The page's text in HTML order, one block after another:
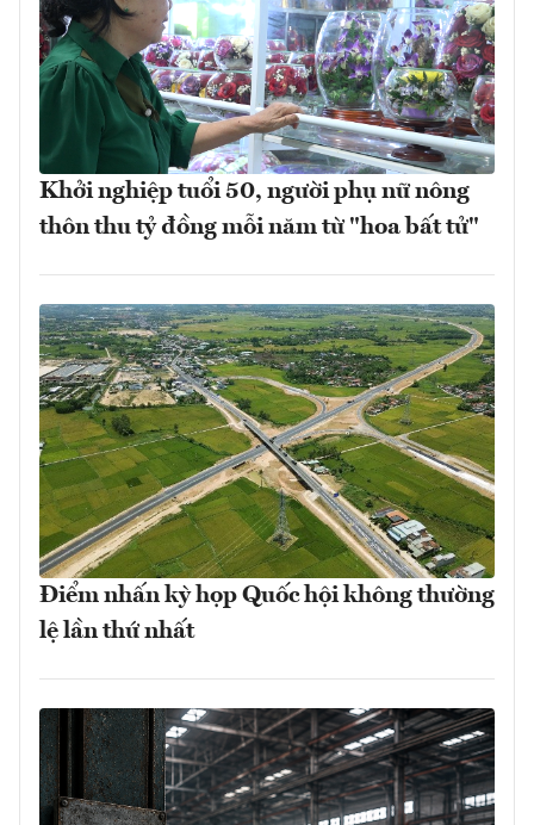
Khởi nghiệp tuổi 50, người phụ nữ nông
thôn thu tỷ đồng mỗi năm từ "hoa bất tử"
Điểm nhấn kỳ họp Quốc hội không thường
lệ lần thứ nhất